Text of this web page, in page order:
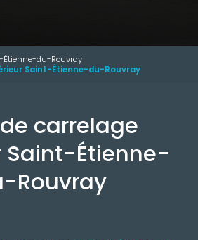
Étienne-du-Rouvray
Saint-Étienne-du-Rouvray
carrelage
Saint-Étienne-
Rouvray